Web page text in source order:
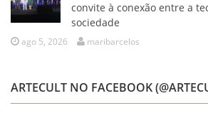
convite à conexão entre a
sociedade
ago 5, 2026 maribarcelos
ARTECULT NO FACEBOOK